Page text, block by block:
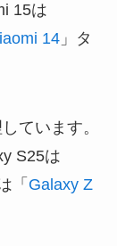
15は
14」タ
ています。
S25は
「 Galaxy Z